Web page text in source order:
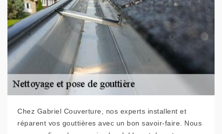
Chez Gabriel Couverture, nos experts installent et
réparent vos gouttières avec un bon savoir-faire. Nous